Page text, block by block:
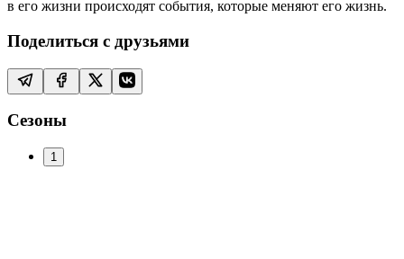
в его жизни происходят события, которые меняют его жизнь.
Поделиться с друзьями
Сезоны
1